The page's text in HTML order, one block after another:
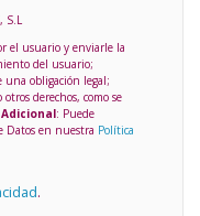
S.L
el usuario y enviarle la
del usuario;
una obligación legal;
derechos, como se
: Puede
Datos en nuestra Política
.